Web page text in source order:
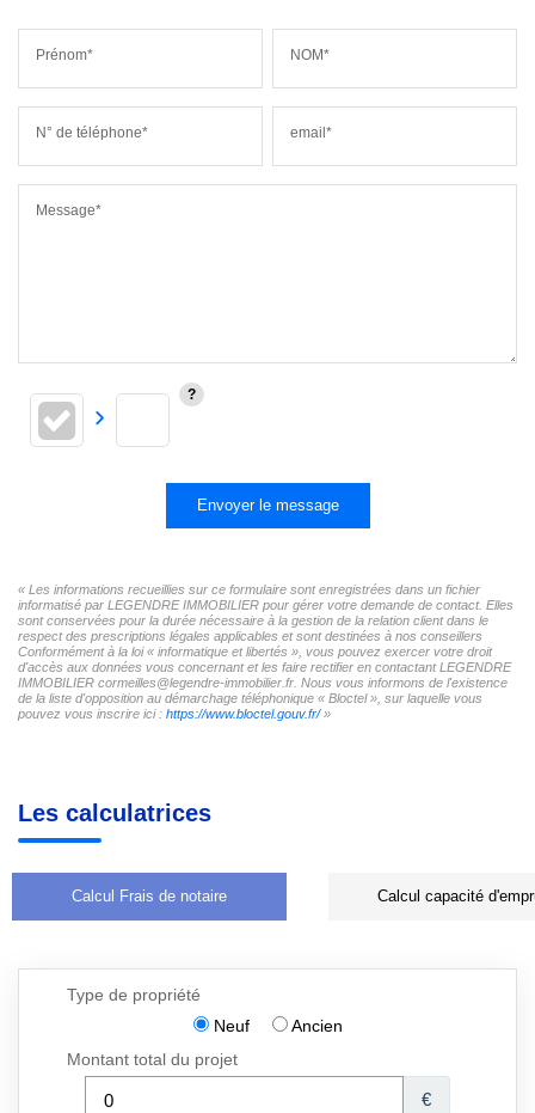
Prénom* NOM*
N° de téléphone* email*
Message*
Envoyer le message
« Les informations recueillies sur ce formulaire sont enregistrées dans un fichier
informatisé par LEGENDRE IMMOBILIER pour gérer votre demande de contact. Elles
sont conservées pour la durée nécessaire à la gestion de la relation client dans le
respect des prescriptions légales applicables et sont destinées à nos conseillers
Conformément à la loi « informatique et libertés », vous pouvez exercer votre droit
d'accès aux données vous concernant et les faire rectifier en contactant LEGENDRE
IMMOBILIER cormeilles@legendre-immobilier.fr. Nous vous informons de l'existence
de la liste d'opposition au démarchage téléphonique « Bloctel », sur laquelle vous
pouvez vous inscrire ici : https://www.bloctel.gouv.fr/»
Les calculatrices
Calcul Frais de notaire Calcul capacité